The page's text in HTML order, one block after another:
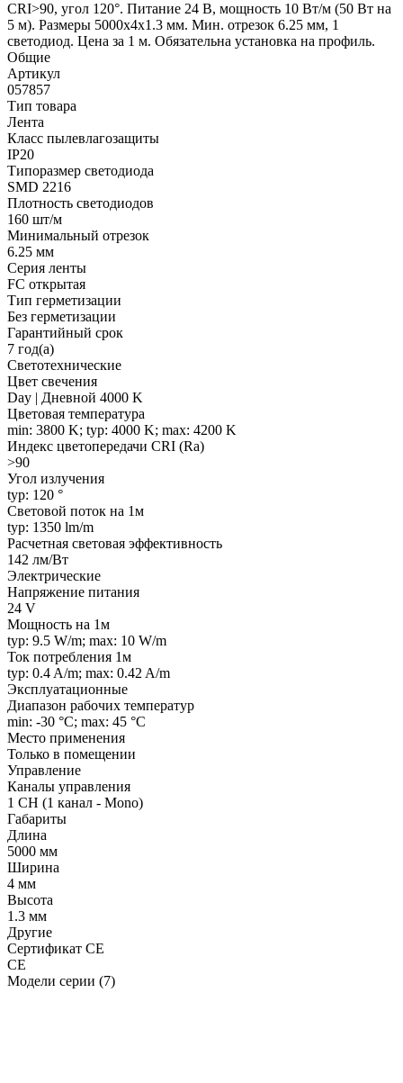
CRI>90, угол 120°. Питание 24 В, мощность 10 Вт/м (50 Вт на
5 м). Размеры 5000x4x1.3 мм. Мин. отрезок 6.25 мм, 1
светодиод. Цена за 1 м. Обязательна установка на профиль.
Общие
Артикул
057857
Тип товара
Лента
Класс пылевлагозащиты
IP20
Типоразмер светодиода
SMD 2216
Плотность светодиодов
160 шт/м
Минимальный отрезок
6.25 мм
Серия ленты
FC открытая
Тип герметизации
Без герметизации
Гарантийный срок
7 год(а)
Светотехнические
Цвет свечения
Day | Дневной 4000 K
Цветовая температура
min: 3800 K; typ: 4000 K; max: 4200 K
Индекс цветопередачи CRI (Ra)
>90
Угол излучения
typ: 120 °
Световой поток на 1м
typ: 1350 lm/m
Расчетная световая эффективность
142 лм/Вт
Электрические
Напряжение питания
24 V
Мощность на 1м
typ: 9.5 W/m; max: 10 W/m
Ток потребления 1м
typ: 0.4 A/m; max: 0.42 A/m
Эксплуатационные
Диапазон рабочих температур
min: -30 °C; max: 45 °C
Место применения
Только в помещении
Управление
Каналы управления
1 CH (1 канал - Mono)
Габариты
Длина
5000 мм
Ширина
4 мм
Высота
1.3 мм
Другие
Сертификат CE
CE
Модели серии (7)